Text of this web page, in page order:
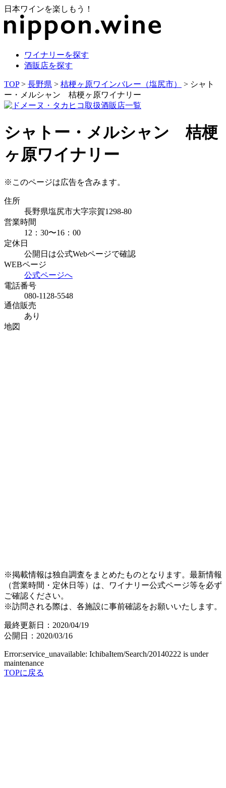
日本ワインを楽しもう！
ワイナリーを探す
酒販店を探す
TOP> 長野県 > 桔梗ヶ原ワインバレー（塩尻市）
> シャト
ー・メルシャン 桔梗ヶ原ワイナリー
シャトー・メルシャン 桔梗
ヶ原ワイナリー
※このページは広告を含みます。
住所
長野県塩尻市大字宗賀1298-80
営業時間
12：30〜16：00
定休日
公開日は公式Webページで確認
WEBページ
公式ページへ
電話番号
080-1128-5548
通信販売
あり
地図
※掲載情報は独自調査をまとめたものとなります。最新情報
（営業時間・定休日等）は、ワイナリー公式ページ等を必ず
ご確認ください。
※訪問される際は、各施設に事前確認をお願いいたします。
最終更新日：2020/04/19
公開日：2020/03/16
Error:service_unavailable: IchibaItem/Search/20140222 is under
maintenance
TOPに戻る